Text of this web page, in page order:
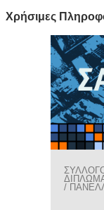
Χρήσιμες
/